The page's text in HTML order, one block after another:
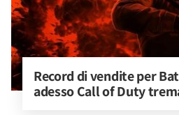
Record di vendite per
adesso Call of Duty